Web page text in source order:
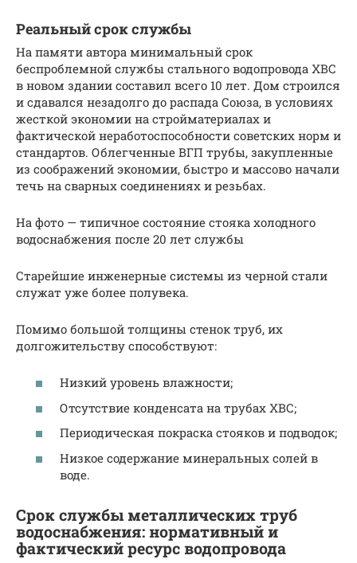
Реальный срок службы
На памяти автора минимальный срок
беспроблемной службы стального водопровода ХВС
в новом здании составил всего 10 лет. Дом строился
и сдавался незадолго до распада Союза, в условиях
жесткой экономии на стройматериалах и
фактической неработоспособности советских норм и
стандартов. Облегченные ВГП трубы, закупленные
из соображений экономии, быстро и массово начали
течь на сварных соединениях и резьбах.
На фото — типичное состояние стояка холодного
водоснабжения после 20 лет службы
Старейшие инженерные системы из черной стали
служат уже более полувека.
Помимо большой толщины стенок труб, их
долгожительству способствуют:
Низкий уровень влажности;
Отсутствие конденсата на трубах ХВС;
Периодическая покраска стояков и подводок;
Низкое содержание минеральных солей в
воде.
Срок службы металлических труб
водоснабжения: нормативный и
фактический ресурс водопровода